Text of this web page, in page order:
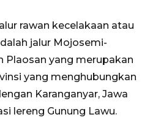
rawan kecelakaan atau
jalur Mojosemi-
Plaosan yang merupakan
yang menghubungkan
Karanganyar, Jawa
lereng Gunung Lawu.